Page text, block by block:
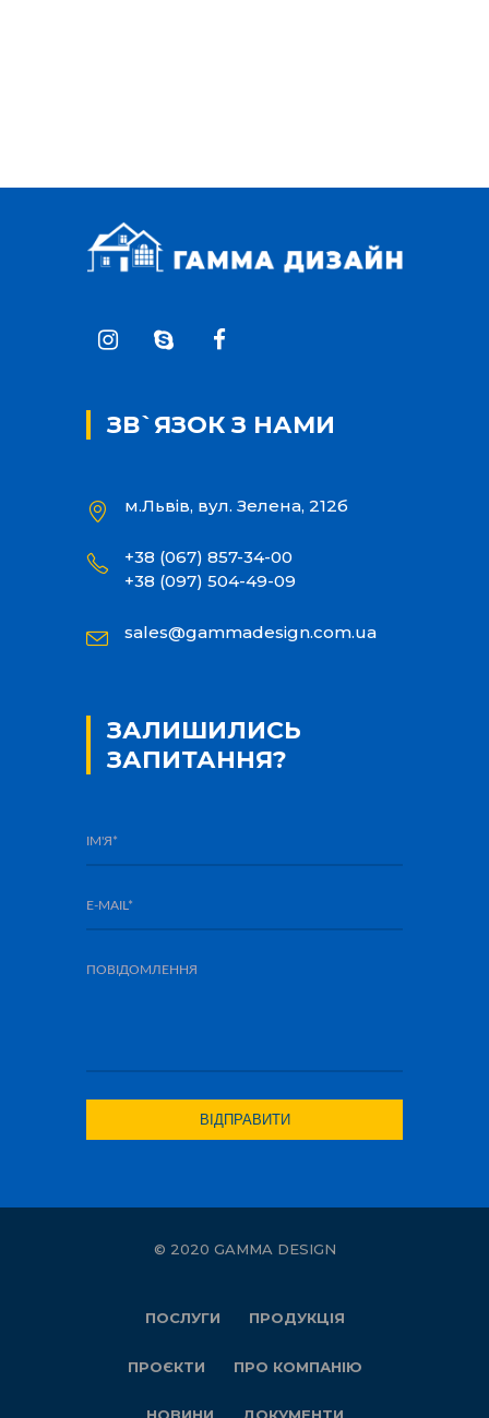
ЗВ`ЯЗОК З НАМИ
м.Львів, вул. Зелена, 212б
+38 (067) 857-34-00
+38 (097) 504-49-09
sales@gammadesign.com.ua
ЗАЛИШИЛИСЬ
ЗАПИТАННЯ?
© 2020 GAMMA DESIGN
ПОСЛУГИ ПРОДУКЦІЯ
ПРОЄКТИ ПРО КОМПАНІЮ